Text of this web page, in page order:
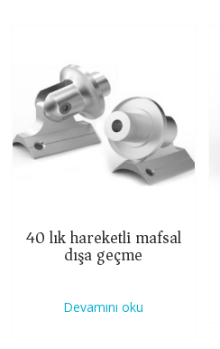
40 lık hareketli mafsal
dışa geçme
Devamını oku